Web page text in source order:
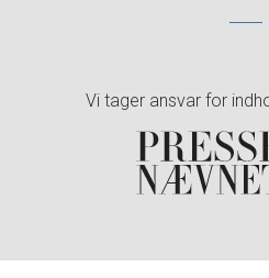
Vi tager ansvar for